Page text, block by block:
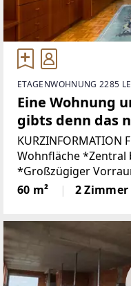
ETAGENWOHNUNG 2285
Eine Wohnung
gibts denn das
Wohnung im
im Marchfeld!
KURZINFORMATION FÜR
Wohnfläche *Zentral begehbare Raumaufteilung
*Großzügiger
Essplatz *Separates WC *Badezimmer mit Dusche
60 m² 2 Zimmer